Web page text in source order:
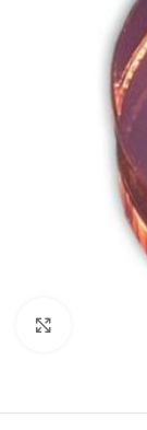
Нажмите,